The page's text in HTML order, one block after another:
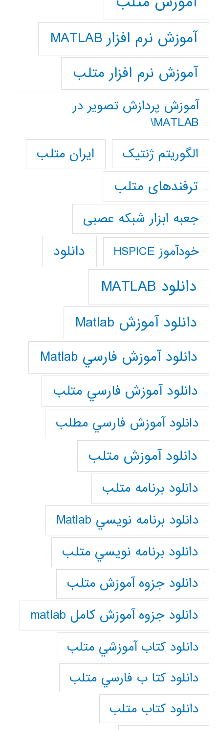
آموزش نرم افزار MATLAB
آموزش نرم افزار متلب
آموزش پردازش تصوير در
MATLAB\
الگوریتم ژنتیک
ایران متلب
ترفندهای متلب
جعبه ابزار شبکه عصبی
خودآموز HSPICE دانلود
دانلود MATLAB
دانلود آموزش Matlab
دانلود آموزش فارسي Matlab
دانلود آموزش فارسي متلب
دانلود آموزش فارسي مطلب
دانلود آموزش متلب
دانلود برنامه متلب
دانلود برنامه نويسي Matlab
دانلود برنامه نويسي متلب
دانلود جزوه آموزش متلب
دانلود جزوه آموزش کامل matlab
دانلود كتاب آموزشي متلب
دانلود كتا ب فارسي متلب
دانلود كتاب متلب